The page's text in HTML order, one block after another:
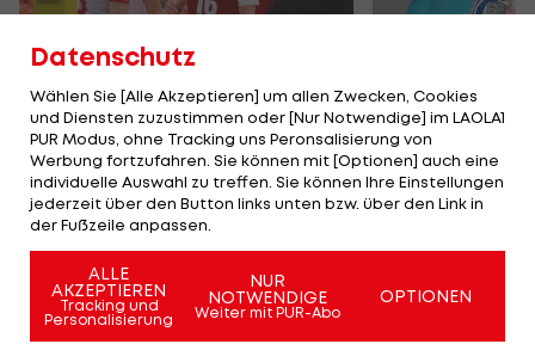
Karrieresprung! ÖVV-
Teamspieler wechselt
in Topliga
Sport-Mix
Die
Tormänner
Geschichte
Fußball
TEILEN
Datenschutz
Wählen Sie [Alle Akzeptieren] um allen Zwecken, Cookies
und Diensten zuzustimmen oder [Nur Notwendige] im LAOLA1
PUR Modus, ohne Tracking uns Peronsalisierung von
Werbung fortzufahren. Sie können mit [Optionen] auch eine
individuelle Auswahl zu treffen. Sie können Ihre Einstellungen
jederzeit über den Button links unten bzw. über den Link in
der Fußzeile anpassen.
ALLE
AKZEPTIEREN
Tracking und
Personalisierung
NUR
NOTWENDIGE
Weiter mit PUR-Abo
OPTIONEN